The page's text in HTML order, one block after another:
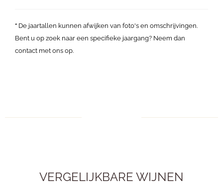
* De jaartallen kunnen afwijken van foto's en omschrijvingen.
Bent u op zoek naar een specifieke jaargang? Neem dan
contact met ons op.
VERGELIJKBARE WIJNEN